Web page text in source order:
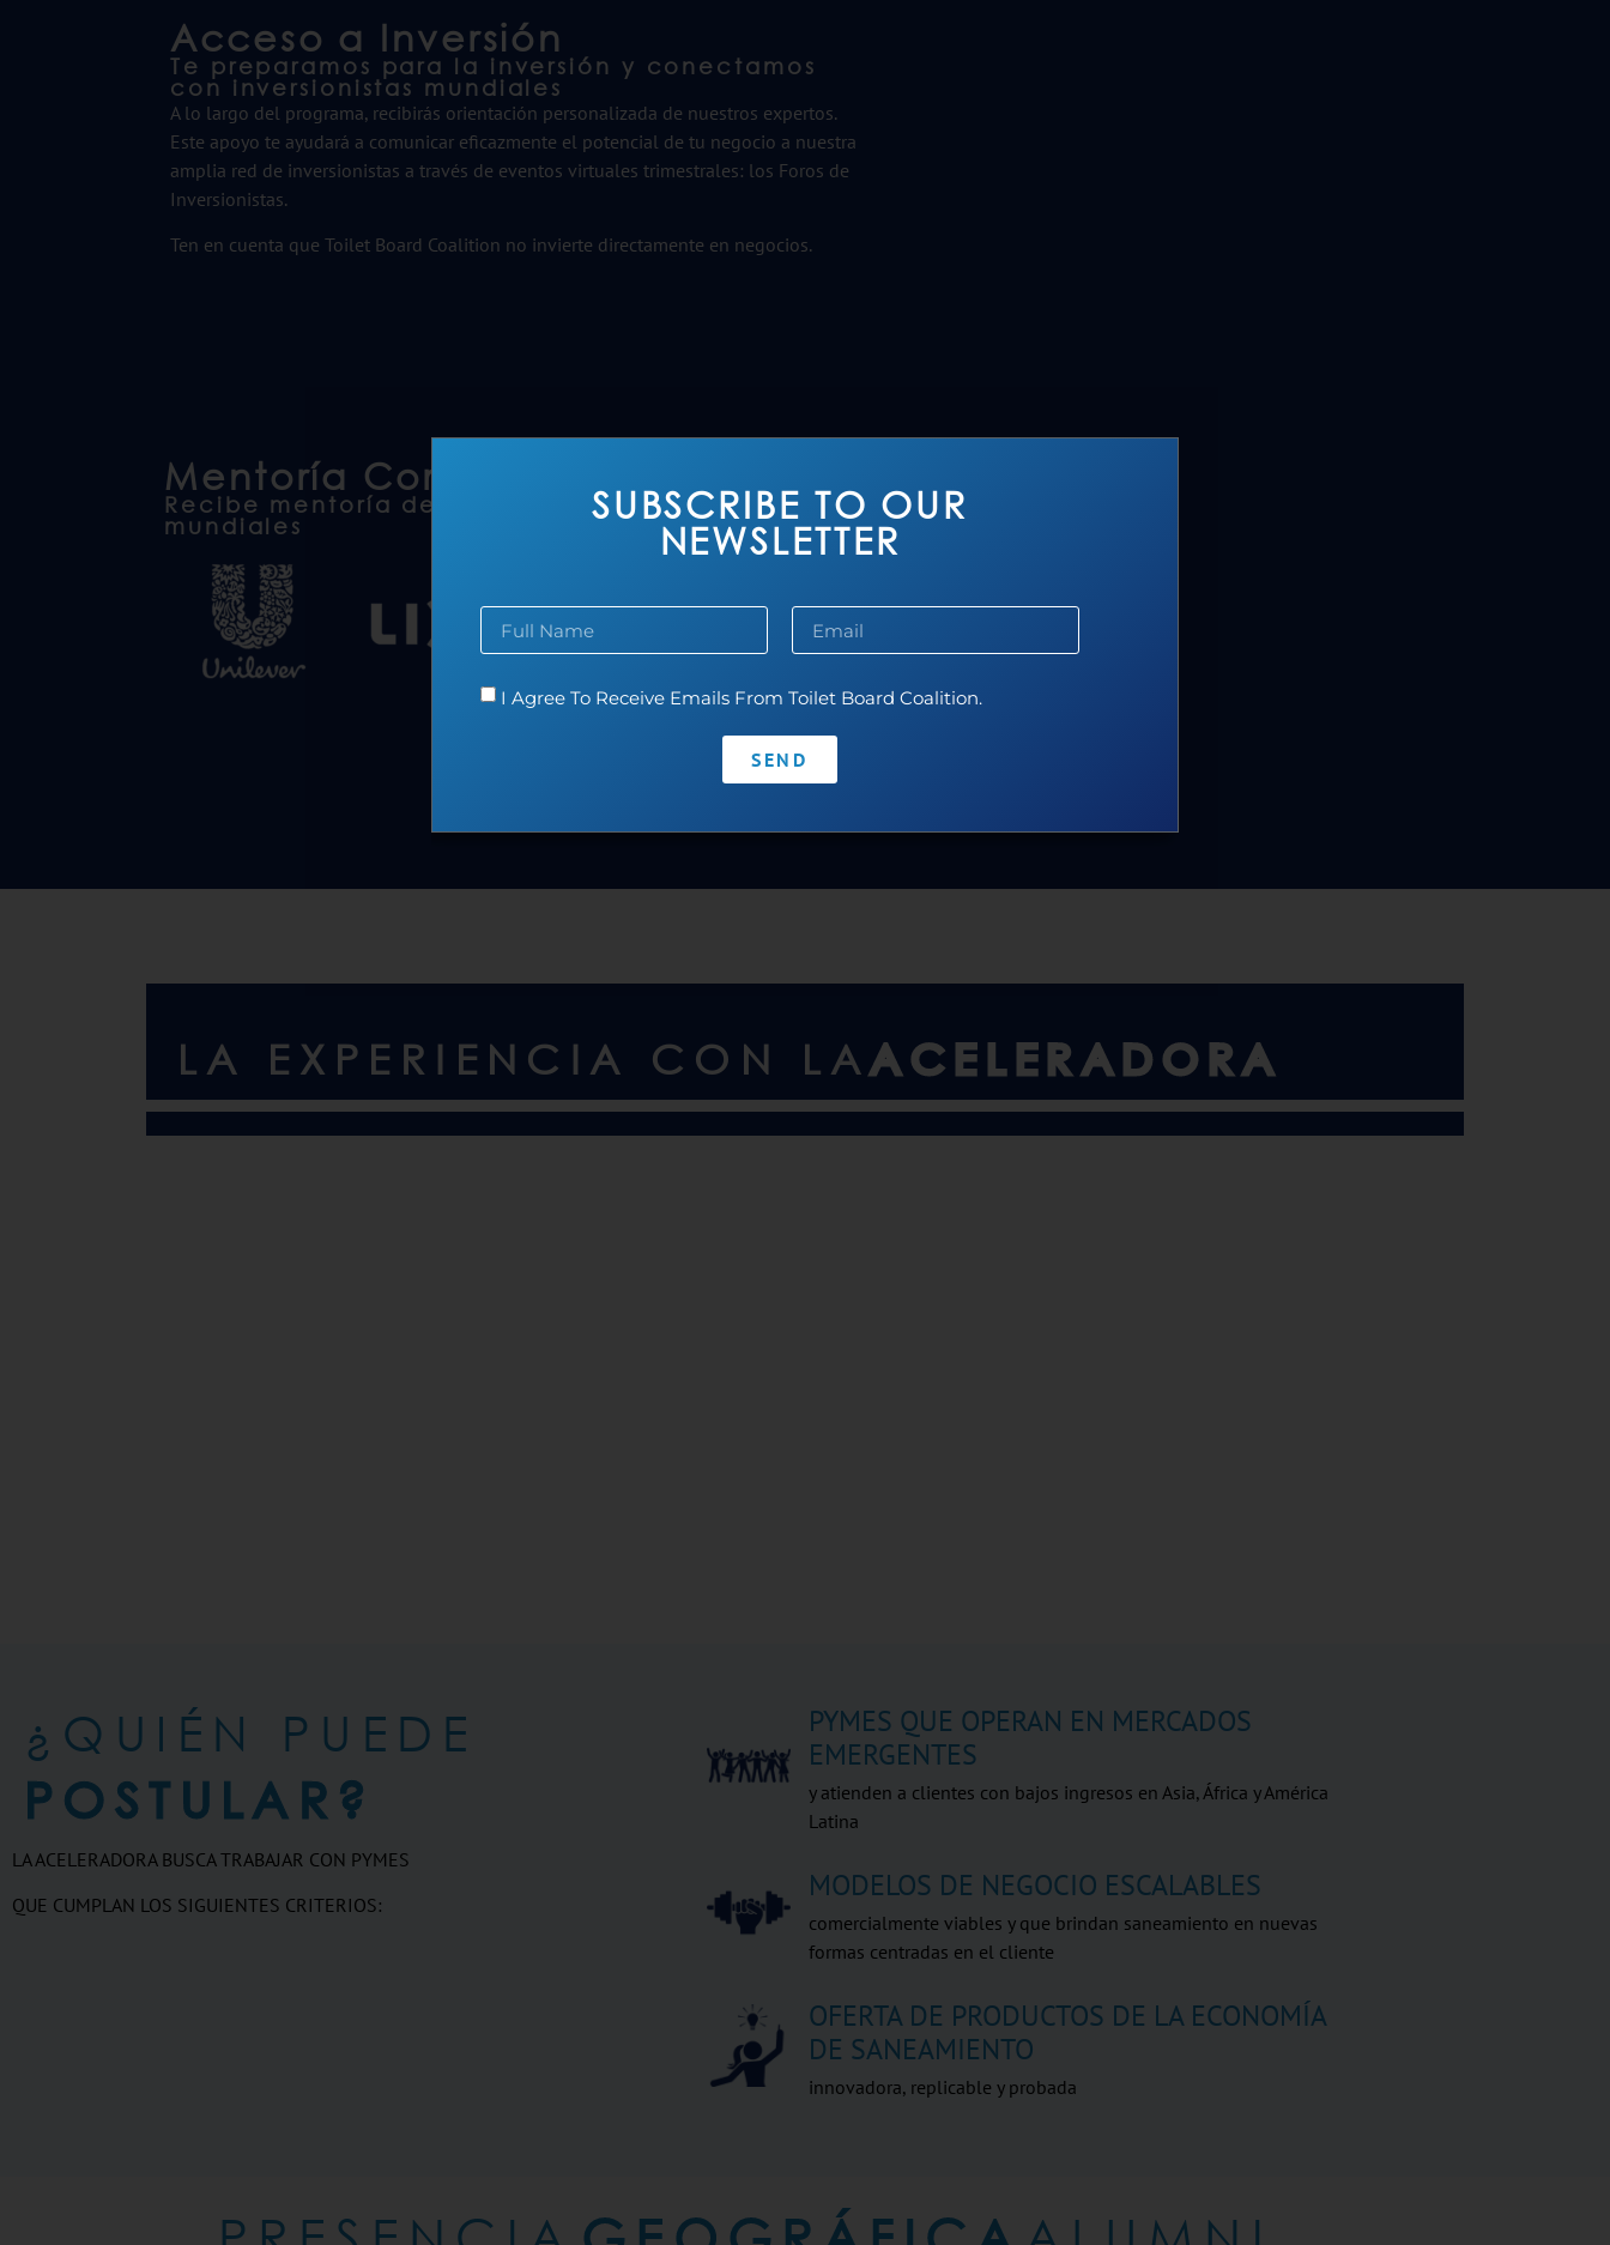
Acceso a Inversión
Te preparamos para la inversión y conectamos
con inversionistas mundiales
A lo largo del programa, recibirás orientación personalizada de nuestros expertos.
Este apoyo te ayudará a comunicar eficazmente el potencial de tu negocio a nuestra
amplia red de inversionistas a través de eventos virtuales trimestrales: los Foros de
Inversionistas.
Ten en cuenta que Toilet Board Coalition no invierte directamente en negocios.
Mentoría Corporativa
Recibe mentoría de líderes empresariales
mundiales
LA EXPERIENCIA CON LAACELERADORA
¿QUIÉN PUEDE
POSTULAR?
LA ACELERADORA BUSCA TRABAJAR CON PYMES
QUE CUMPLAN LOS SIGUIENTES CRITERIOS:
PYMES QUE OPERAN EN MERCADOS
EMERGENTES
y atienden a clientes con bajos ingresos en Asia, África y América
Latina
MODELOS DE NEGOCIO ESCALABLES
comercialmente viables y que brindan saneamiento en nuevas
formas centradas en el cliente
OFERTA DE PRODUCTOS DE LA ECONOMÍA
DE SANEAMIENTO
innovadora, replicable y probada
SUBSCRIBE TO OUR
NEWSLETTER
I Agree To Receive Emails From Toilet Board Coalition.
SEND